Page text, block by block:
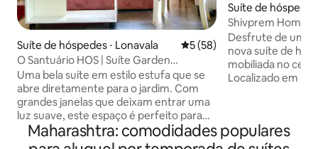
Suíte de hóspedes ⋅ Lonavala 5 de uma avaliação média
5 (58)
O Santuário HOS | Suíte Garden
Glasshouse
Uma bela suíte em estilo estufa que se
abre diretamente para o jardim. Com
grandes janelas que deixam entrar uma
luz suave, este espaço é perfeito para
manhãs tranquilas e estadias relaxantes.
Uma encantadora varanda à Julieta com
Suíte de
Shivprem
tranquila
Desfrute de uma
nova suíte de
mobiliada no
Localizado em
uma cama king e
de solteiro, 4
Maharashtra: comodidades populares